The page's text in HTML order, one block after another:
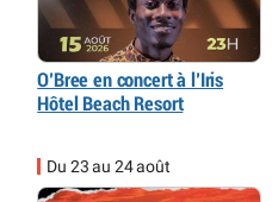
O’Bree en concert à l’Iris
Hôtel Beach Resort
Du 23 au 24 août